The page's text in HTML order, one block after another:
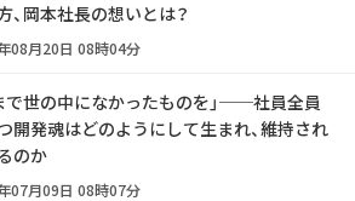
、岡本社長の想いとは？
08月20日 08時04分
で世の中になかったものを」──社員全員
開発魂はどのようにして生まれ、維持され
のか
07月09日 08時07分